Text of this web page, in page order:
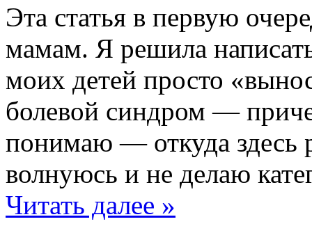
Эта статья в первую
мамам. Я решила
моих детей просто
болевой синдром —
понимаю — откуда здесь
волнуюсь и не делаю
Читать далее »